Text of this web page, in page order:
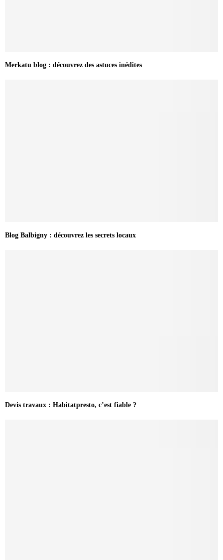
Merkatu blog : découvrez des astuces inédites
Blog Balbigny : découvrez les secrets locaux
Devis travaux : Habitatpresto, c’est fiable ?